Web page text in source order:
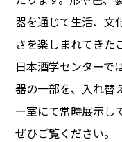
器を通じて生活、文
さを楽しまれてきた
日本酒学センターで
器の一部を、入れ替
ー室にて常時展示し
ぜひご覧ください。